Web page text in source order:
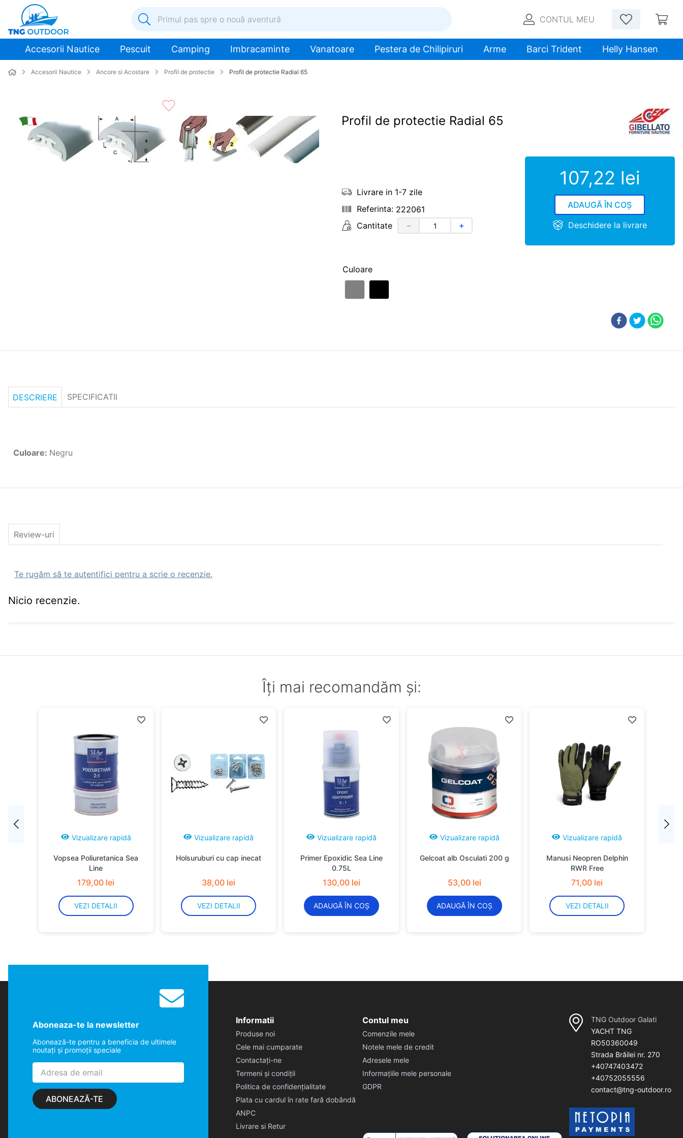
Primul pas spre o nouă aventură
1.
inox
2.
colac salvare
3.
elice
plumb
6.
dop
7.
pompa apa
8.
CONTUL MEU
Accesorii Nautice Pescuit Camping Imbracaminte Vanatoare Pestera de Chilipiruri Arme Barci Trident Helly Hansen
Accesorii Nautice Ancore si Acostare Profil de protectie Profil de protectie Radial 65
Profil de protectie Radial 65
Livrare in 1-7 zile
222061
Cantitate
＋
－
107,22 lei
ADAUGĂ ÎN COȘ
Deschidere la livrare
Culoare
DESCRIERE SPECIFICATII
Culoare: Negru
Review-uri
Te rugăm să te autentifici pentru a scrie o recenzie.
Nicio recenzie.
Îți mai recomandăm și:
Vizualizare rapidă
Vopsea Poliuretanica Sea
Line
179,00 lei
VEZI DETALII
Vizualizare rapidă
Holsuruburi cu cap inecat
38,00 lei
VEZI DETALII
Vizualizare rapidă
Primer Epoxidic Sea Line
0.75L
130,00 lei
ADAUGĂ ÎN COȘ
Vizualizare rapidă
Gelcoat alb Osculati 200 g
53,00 lei
ADAUGĂ ÎN COȘ
Vizualizare rapidă
Manusi Neopren Delphin
RWR Free
71,00 lei
VEZI DETALII
Aboneaza-te la newsletter
Abonează-te pentru a beneficia de ultimele
noutaţi şi promoţii speciale
ABONEAZĂ-TE
Informatii
Produse noi
Cele mai cumparate
Contactați-ne
Termeni și condiții
Politica de confidențialitate
Plata cu cardul în rate fară dobândă
ANPC
Livrare si Retur
Contul meu
Comenzile mele
Notele mele de credit
Adresele mele
Informațiile mele personale
GDPR
TNG Outdoor Galati
YACHT TNG
RO50360049
Strada Brăilei nr. 270
+40747403472
+40752055556
contact@tng-outdoor.ro